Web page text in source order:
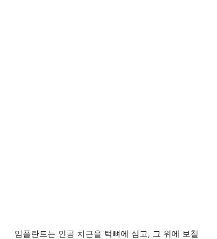
임플란트는 인공 치근을 턱뼈에 심고, 그 위에 보철